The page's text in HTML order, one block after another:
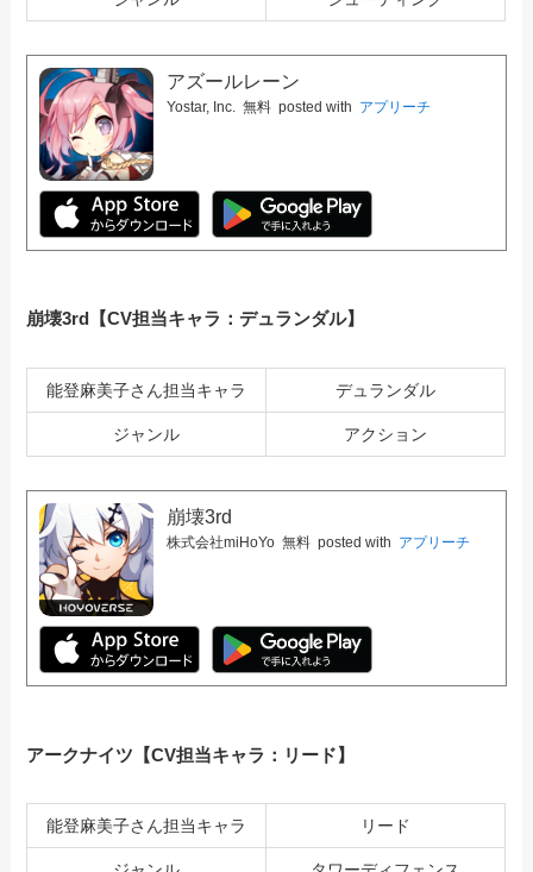
アズールレーン
Yostar, Inc. 無料 posted with アプリーチ
崩壊3rd【CV担当キャラ：デュランダル】
能登麻美子さん担当キャラ デュランダル
ジャンル アクション
崩壊3rd
株式会社miHoYo 無料 posted with アプリーチ
アークナイツ【CV担当キャラ：リード】
能登麻美子さん担当キャラ リード